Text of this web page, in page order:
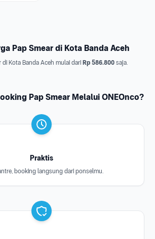
Pap Smear di Kota Banda Aceh
di Kota Banda Aceh mulai dari Rp 586.800 saja.
Pap Smear Melalui ONEOnco?
Praktis
booking langsung dari ponselmu.